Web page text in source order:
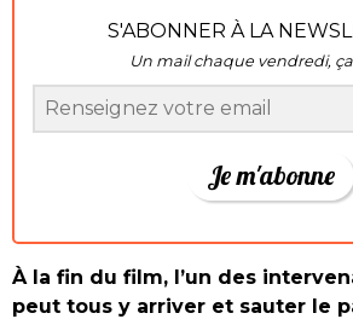
S'ABONNER À LA
Un mail chaque vendredi, ça
Je m'abonne
À la fin du film, l’un des
peut tous y arriver et sauter le